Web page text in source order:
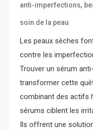
anti-imperfections,
soin de la peau
Les peaux sèches
contre les
Trouver un sérum
transformer cette
combinant des actifs
sérums ciblent les
Ils offrent une